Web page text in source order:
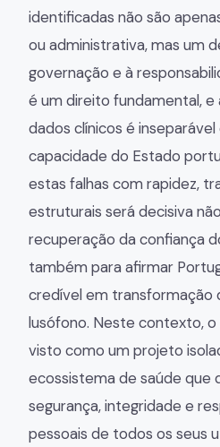
identificadas não são
ou administrativa, mas um
governação e à
é um direito fundamental, e
dados clínicos é
capacidade do Estado
estas falhas com rapidez,
estruturais será decisiva
recuperação da confiança
também para afirmar
credível em transformação
lusófono. Neste contexto, o
visto como um projeto
ecossistema de saúde que
segurança, integridade e
pessoais de todos os seus